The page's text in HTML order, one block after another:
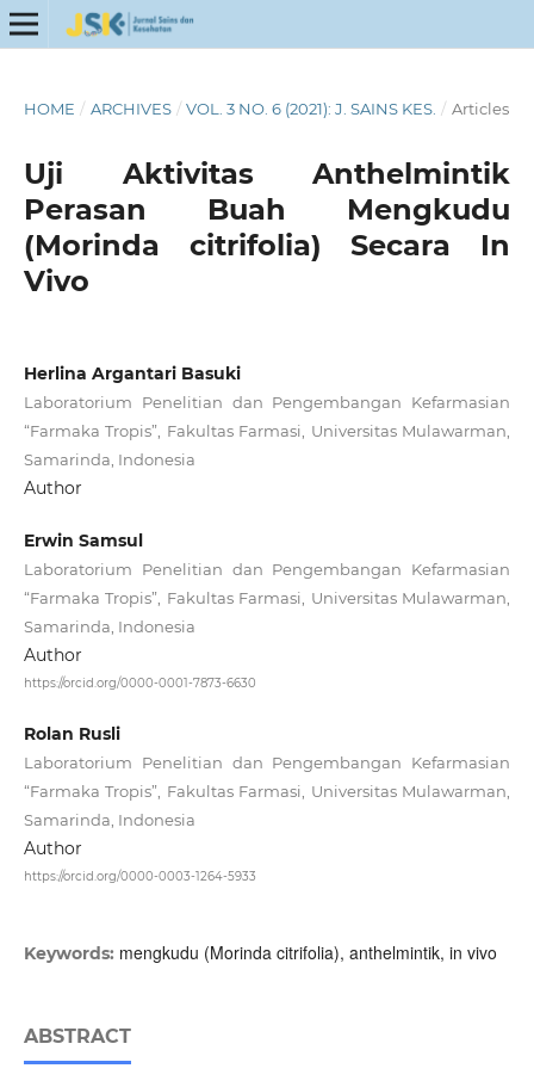
HOME / ARCHIVES / VOL. 3 NO. 6 (2021): J. SAINS KES. / Articles
Uji Aktivitas Anthelmintik
Perasan Buah Mengkudu
(Morinda citrifolia) Secara In
Vivo
Herlina Argantari Basuki
Laboratorium Penelitian dan Pengembangan Kefarmasian
“Farmaka Tropis”, Fakultas Farmasi, Universitas Mulawarman,
Samarinda, Indonesia
Author
Erwin Samsul
Laboratorium Penelitian dan Pengembangan Kefarmasian
“Farmaka Tropis”, Fakultas Farmasi, Universitas Mulawarman,
Samarinda, Indonesia
Author
https://orcid.org/0000-0001-7873-6630
Rolan Rusli
Laboratorium Penelitian dan Pengembangan Kefarmasian
“Farmaka Tropis”, Fakultas Farmasi, Universitas Mulawarman,
Samarinda, Indonesia
Author
https://orcid.org/0000-0003-1264-5933
Keywords: mengkudu (Morinda citrifolia), anthelmintik, in vivo
ABSTRACT